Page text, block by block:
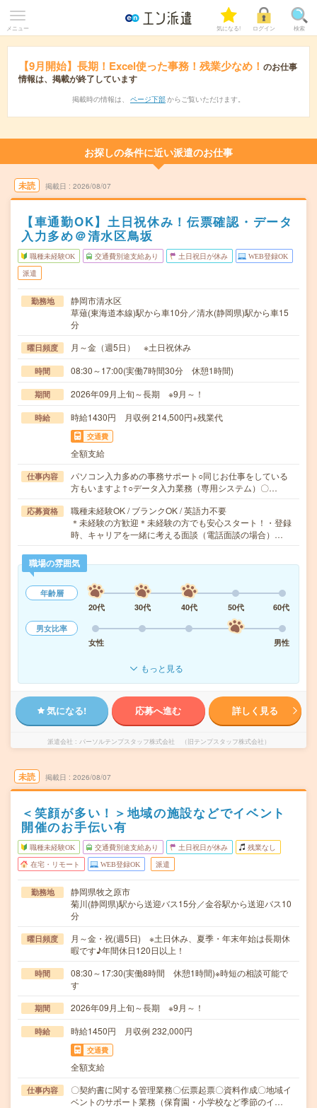
メニュー 気になる! ログイン 検索
【9月開始】長期！Excel使った事務！残業少なめ！ のお仕事
情報は、掲載が終了しています
掲載時の情報は、 ページ下部 からご覧いただけます。
お探しの条件に近い派遣のお仕事
未読 掲載日 2026/08/07
【車通勤OK】土日祝休み！伝票確認・データ
入力多め＠清水区鳥坂
職種未経験OK 交通費別途支給あり 土日祝日が休み WEB登録OK
派遣
勤務地
静岡市清水区
草薙(東海道本線)駅から車10分／清水(静岡県)駅から車15
分
曜日頻度 月～金（週5日） ※土日祝休み
時間 08:30～17:00(実働7時間30分 休憩1時間)
期間 2026年09月上旬～長期 ※9月～！
時給 時給1430円 月収例 214,500円+残業代
交通費
全額支給
仕事内容
パソコン入力多めの事務サポート○同じお仕事をしている
方もいますよ↑○データ入力業務（専用システム）〇…
応募資格
職種未経験OK / ブランクOK / 英語力不要
＊未経験の方歓迎＊未経験の方でも安心スタート！・登録
時、キャリアを一緒に考える面談（電話面談の場合）…
職場の雰囲気
年齢層
20代
30代 40代 50代
60代
男女比率
女性
男性
もっと見る
気になる! 応募へ進む 詳しく見る
派遣会社 パーソルテンプスタッフ株式会社 （旧テンプスタッフ株式会社）
未読 掲載日 2026/08/07
＜笑顔が多い！＞地域の施設などでイベント
開催のお手伝い有
職種未経験OK 交通費別途支給あり 土日祝日が休み 残業なし
在宅・リモート WEB登録OK 派遣
勤務地
静岡県牧之原市
菊川(静岡県)駅から送迎バス15分／金谷駅から送迎バス10
分
曜日頻度
月～金・祝(週5日) ※土日休み、夏季・年末年始は長期休
暇です♪年間休日120日以上！
時間
08:30～17:30(実働8時間 休憩1時間)※時短の相談可能で
す
期間 2026年09月上旬～長期 ※9月～！
時給 時給1450円 月収例 232,000円
交通費
全額支給
仕事内容
〇契約書に関する管理業務〇伝票起票〇資料作成〇地域イ
ベントのサポート業務（保育園・小学校など季節のイ…